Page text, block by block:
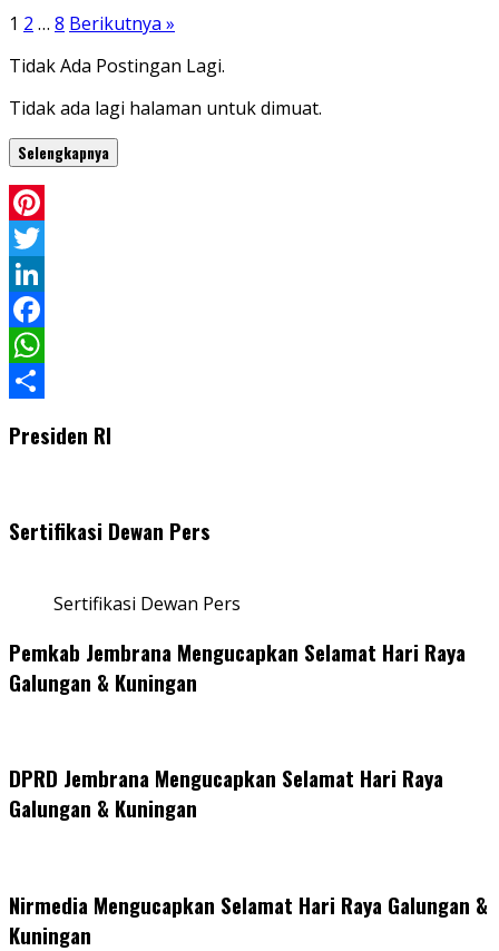
1 2 … 8 Berikutnya »
Tidak Ada Postingan Lagi.
Tidak ada lagi halaman untuk dimuat.
Selengkapnya
Pinterest
Twitter
LinkedIn
Facebook
WhatsApp
Presiden RI
Sertifikasi Dewan Pers
Sertifikasi Dewan Pers
Pemkab Jembrana Mengucapkan Selamat Hari Raya
Galungan & Kuningan
DPRD Jembrana Mengucapkan Selamat Hari Raya
Galungan & Kuningan
Nirmedia Mengucapkan Selamat Hari Raya Galungan &
Kuningan